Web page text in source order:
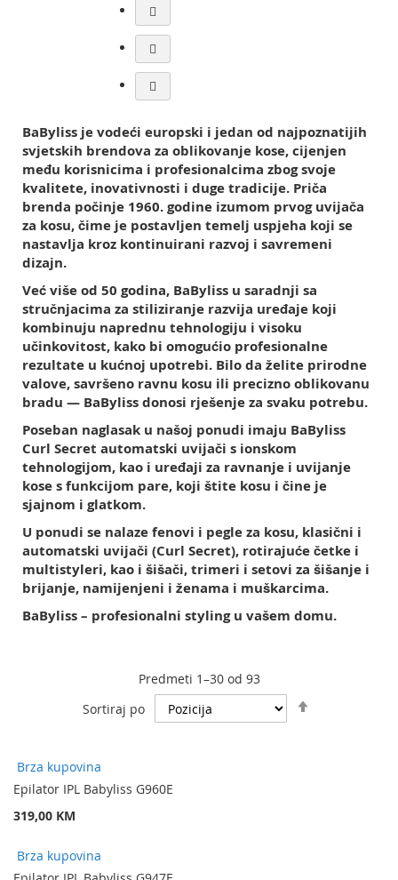
BaByliss je vodeći europski i jedan od najpoznatijih
svjetskih brendova za oblikovanje kose, cijenjen
među korisnicima i profesionalcima zbog svoje
kvalitete, inovativnosti i duge tradicije. Priča
brenda počinje 1960. godine izumom prvog uvijača
za kosu, čime je postavljen temelj uspjeha koji se
nastavlja kroz kontinuirani razvoj i savremeni
dizajn.
Već više od 50 godina, BaByliss u saradnji sa
stručnjacima za stiliziranje razvija uređaje koji
kombinuju naprednu tehnologiju i visoku
učinkovitost, kako bi omogućio profesionalne
rezultate u kućnoj upotrebi. Bilo da želite prirodne
valove, savršeno ravnu kosu ili precizno oblikovanu
bradu — BaByliss donosi rješenje za svaku potrebu.
Poseban naglasak u našoj ponudi imaju BaByliss
Curl Secret automatski uvijači s ionskom
tehnologijom, kao i uređaji za ravnanje i uvijanje
kose s funkcijom pare, koji štite kosu i čine je
sjajnom i glatkom.
U ponudi se nalaze fenovi i pegle za kosu, klasični i
automatski uvijači (Curl Secret), rotirajuće četke i
multistyleri, kao i šišači, trimeri i setovi za šišanje i
brijanje, namijenjeni i ženama i muškarcima.
BaByliss – profesionalni styling u vašem domu.
Predmeti 1–30od 93
Sortiraj po
Brza kupovina
Epilator IPL Babyliss G960E
319,00 KM
Brza kupovina